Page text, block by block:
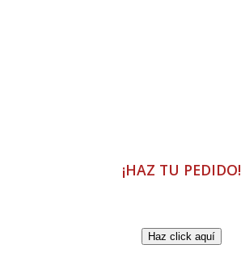
¡HAZ TU PEDIDO!
Haz click aquí